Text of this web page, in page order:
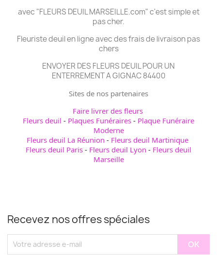
avec "FLEURS DEUIL MARSEILLE.com" c'est simple et
pas cher.
Fleuriste deuil en ligne avec des frais de livraison pas
chers
ENVOYER DES FLEURS DEUIL POUR UN
ENTERREMENT A GIGNAC 84400
Sites de nos partenaires
Faire livrer des fleurs
Fleurs deuil - Plaques Funéraires - Plaque Funéraire
Moderne
Fleurs deuil La Réunion - Fleurs deuil Martinique
Fleurs deuil Paris - Fleurs deuil Lyon - Fleurs deuil
Marseille
Recevez nos offres spéciales